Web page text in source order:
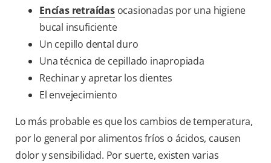
Encías retraídasocasionadas por una higiene
bucal insuficiente
Un cepillo dental duro
Una técnica de cepillado inapropiada
Rechinar y apretar los dientes
El envejecimiento
Lo más probable es que los cambios de temperatura,
por lo general por alimentos fríos o ácidos, causen
dolor y sensibilidad. Por suerte, existen varias